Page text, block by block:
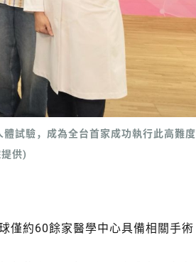
試驗，成為全台首家成功執行此高難度
供)
僅約60餘家醫學中心具備相關手術